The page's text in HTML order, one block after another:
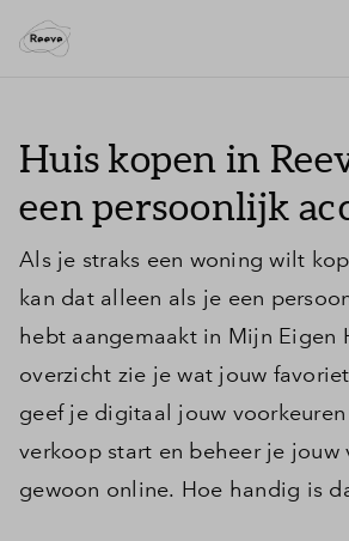
Huis kopen in
een persoonlijk
Als je straks een woning wilt
kan dat alleen als je een
hebt aangemaakt in Mijn Eigen
overzicht zie je wat jouw
geef je digitaal jouw
verkoop start en beheer je jouw
gewoon online. Hoe handig is